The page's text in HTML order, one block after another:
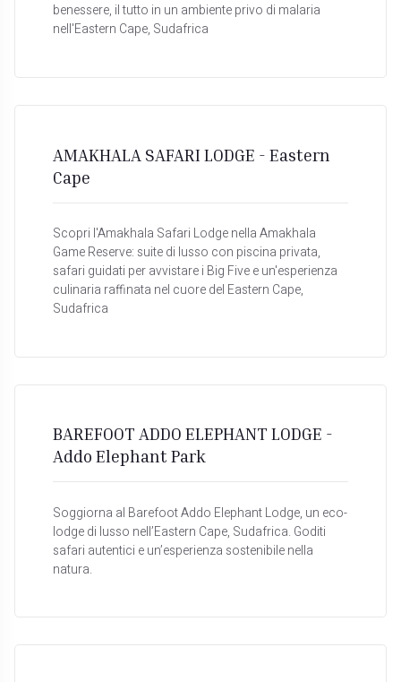
benessere, il tutto in un ambiente privo di malaria
nell'Eastern Cape, Sudafrica
AMAKHALA SAFARI LODGE - Eastern
Cape
Scopri l'Amakhala Safari Lodge nella Amakhala
Game Reserve: suite di lusso con piscina privata,
safari guidati per avvistare i Big Five e un'esperienza
culinaria raffinata nel cuore del Eastern Cape,
Sudafrica
BAREFOOT ADDO ELEPHANT LODGE -
Addo Elephant Park
Soggiorna al Barefoot Addo Elephant Lodge, un eco-
lodge di lusso nell’Eastern Cape, Sudafrica. Goditi
safari autentici e un’esperienza sostenibile nella
natura.